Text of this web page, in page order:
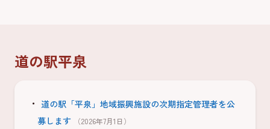
道の駅平泉
道の駅「平泉」地域振興施設の次期指定管理者を公
募します
（2026年7月1日）